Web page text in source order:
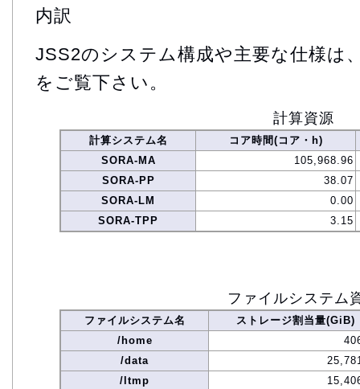
内訳
JSS2のシステム構成や主要な仕様は
をご覧下さい。
計算資源
計算システム名
コア時間(コア・h)
SORA-MA
105,968.96
SORA-PP
38.07
SORA-LM
0.00
SORA-TPP
3.15
ファイルシステム
ファイルシステム名
ストレージ割当量(GiB)
/home
/data
/ltmp